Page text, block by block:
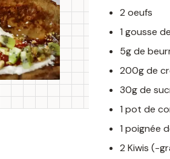
2 oeufs
1 gousse
5g de
200g de
30g de
1 pot de
1 poignée
2 Kiwis (-